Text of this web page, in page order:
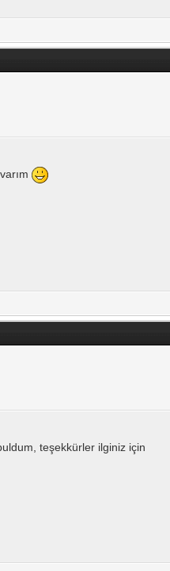
teşekkürler ilginiz için